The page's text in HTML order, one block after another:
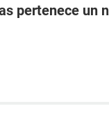
pertenece un